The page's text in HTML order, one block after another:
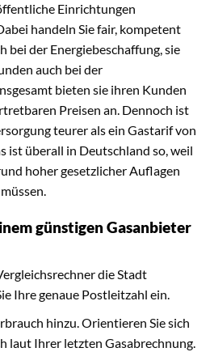
Einrichtungen
handeln Sie fair, kompetent
bei der Energiebeschaffung, sie
auch bei der
bieten sie ihren Kunden
Preisen an. Dennoch ist
teurer als ein Gastarif von
ist überall in Deutschland so, weil
hoher gesetzlicher Auflagen
günstigen Gasanbieter
die Stadt
Ihre genaue Postleitzahl ein.
hinzu. Orientieren Sie sich
laut Ihrer letzten Gasabrechnung.